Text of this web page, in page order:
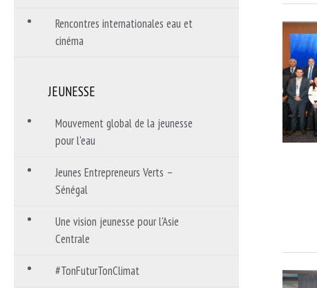
Rencontres internationales eau et
cinéma
JEUNESSE
Mouvement global de la jeunesse
pour l'eau
Jeunes Entrepreneurs Verts –
Sénégal
Une vision jeunesse pour l'Asie
Centrale
#TonFuturTonClimat